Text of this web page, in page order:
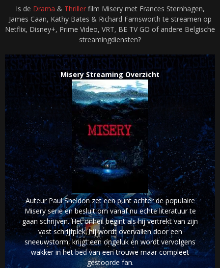
Is de Drama & Thrillerfilm Misery met Frances Sternhagen,
James Caan, Kathy Bates & Richard Farnsworth te streamen op
Netflix, Disney+, Prime Video, VRT, BE TV GO of andere Belgische
streamingdiensten?
Misery Streaming Overzicht
Auteur Paul Sheldon zet een punt achter de populaire
Misery serie en besluit om vanaf nu echte literatuur te
gaan schrijven. Het onheil begint als hij vertrekt van zijn
vast schrijfplek: hij wordt overvallen door een
sneeuwstorm, krijgt een ongeluk en wordt vervolgens
wakker in het bed van een trouwe maar compleet
gestoorde fan.